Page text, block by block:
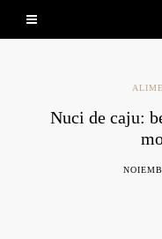
Nuci de caju: